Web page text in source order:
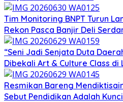
Tim Monitoring BNPT Turun
Rekon Pasca Banjir Deli
“Seni Jadi Senjata Duta
Dibekali Art & Culture Class di
Resmikan Bareng
Sebut Pendidikan Adalah